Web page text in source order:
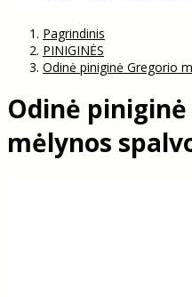
Pagrindinis
PINIGINĖS
Odinė piniginė Gregorio
Odinė
mėlynos